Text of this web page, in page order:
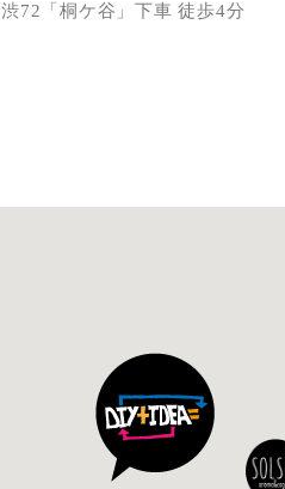
渋72「桐ケ谷」下車 徒歩4分